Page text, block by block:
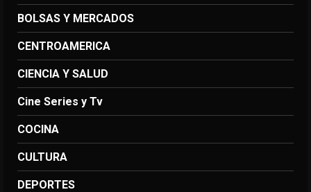
BOLSAS Y MERCADOS
CENTROAMERICA
CIENCIA Y SALUD
Cine Series y Tv
COCINA
CULTURA
DEPORTES